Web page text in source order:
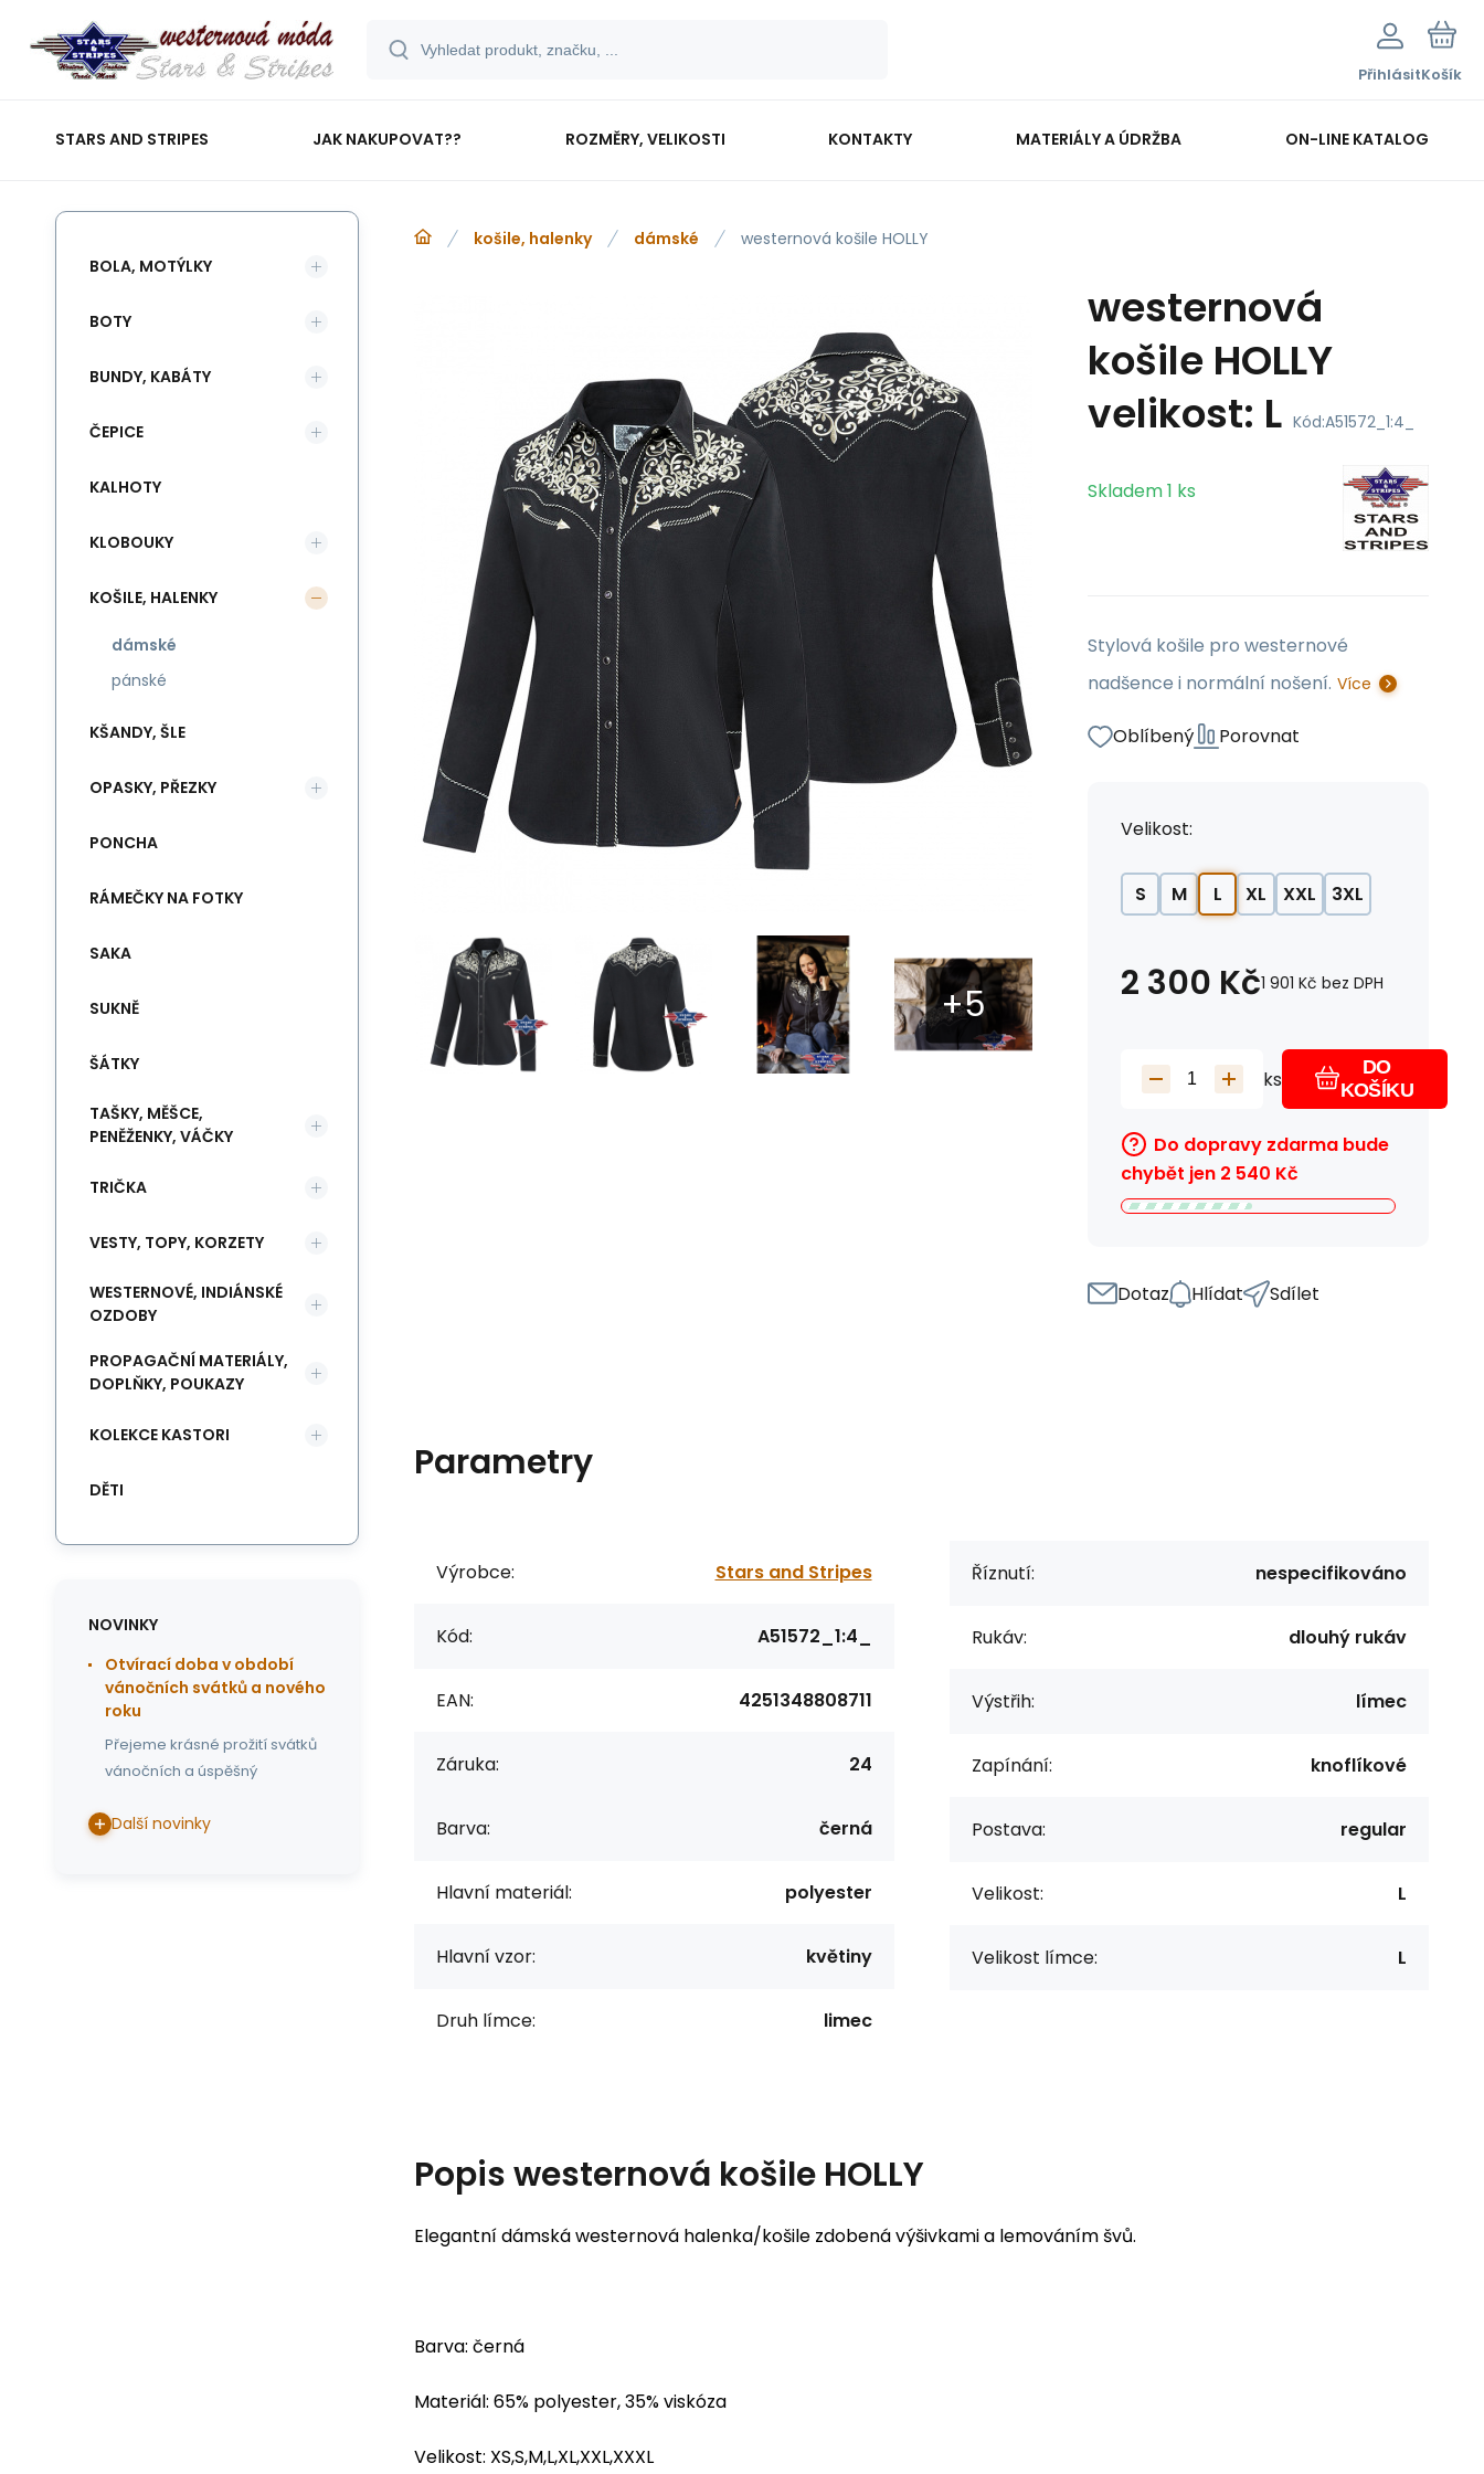
PřihlásitKošík
STARS AND STRIPES JAK NAKUPOVAT?? ROZMĚRY, VELIKOSTI KONTAKTY MATERIÁLY A ÚDRŽBA ON-LINE KATALOG
košile, halenky dámské westernová košile HOLLY
westernová
košile HOLLY
velikost: L Kód:A51572_1:4_
Skladem1 ks
Stylová košile pro westernové
nadšence i normální nošení. Více
Oblíbený Porovnat
Velikost:
S M L XL XXL 3XL
2 300 Kč1 901 Kč bez DPH
ks
DO
KOŠÍKU
Do dopravy zdarma bude
chybět jen 2 540 Kč
Dotaz Hlídat Sdílet
Parametry
Výrobce: Stars and Stripes
Kód: A51572_1:4_
EAN: 4251348808711
Záruka: 24
Barva: černá
Hlavní materiál: polyester
Hlavní vzor: květiny
Druh límce: limec
Říznutí: nespecifikováno
Rukáv: dlouhý rukáv
Výstřih: límec
Zapínání: knoflíkové
Postava: regular
Velikost: L
Velikost límce: L
Popiswesternová košile HOLLY
Elegantní dámská westernová halenka/košile zdobená výšivkami a lemováním švů.
Barva: černá
Materiál: 65% polyester, 35% viskóza
Velikost: XS,S,M,L,XL,XXL,XXXL
BOLA, MOTÝLKY
BOTY
BUNDY, KABÁTY
ČEPICE
KALHOTY
KLOBOUKY
KOŠILE, HALENKY
dámské
pánské
KŠANDY, ŠLE
OPASKY, PŘEZKY
PONCHA
RÁMEČKY NA FOTKY
SAKA
SUKNĚ
ŠÁTKY
TAŠKY, MĚŠCE,
PENĚŽENKY, VÁČKY
TRIČKA
VESTY, TOPY, KORZETY
WESTERNOVÉ, INDIÁNSKÉ
OZDOBY
PROPAGAČNÍ MATERIÁLY,
DOPLŇKY, POUKAZY
KOLEKCE KASTORI
DĚTI
NOVINKY
Otvírací doba v období
vánočních svátků a nového
roku
Přejeme krásné prožití svátků
vánočních a úspěšný
Další novinky